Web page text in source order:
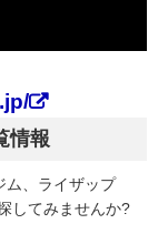
情報
ム、ライザップ
してみませんか?